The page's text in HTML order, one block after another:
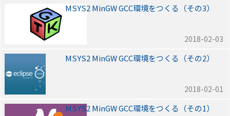
MSYS2 MinGW GCC環境をつくる（その3）
2018-02-03
MSYS2 MinGW GCC環境をつくる（その2）
2018-02-01
MSYS2 MinGW GCC環境をつくる（その1）